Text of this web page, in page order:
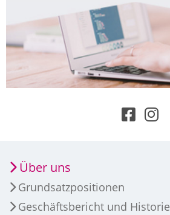
Über uns
Grundsatzpositionen
Geschäftsbericht und Historie